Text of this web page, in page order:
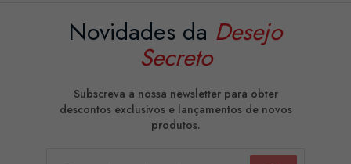
Novidades da Desejo
Secreto
Subscreva a nossa newsletter para obter
descontos exclusivos e lançamentos de novos
produtos.